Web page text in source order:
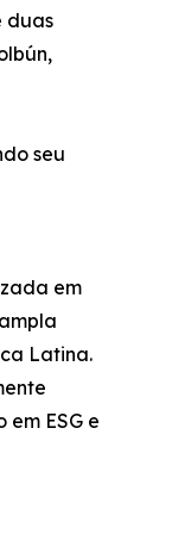
duas
seu
em
Latina.
ESG e